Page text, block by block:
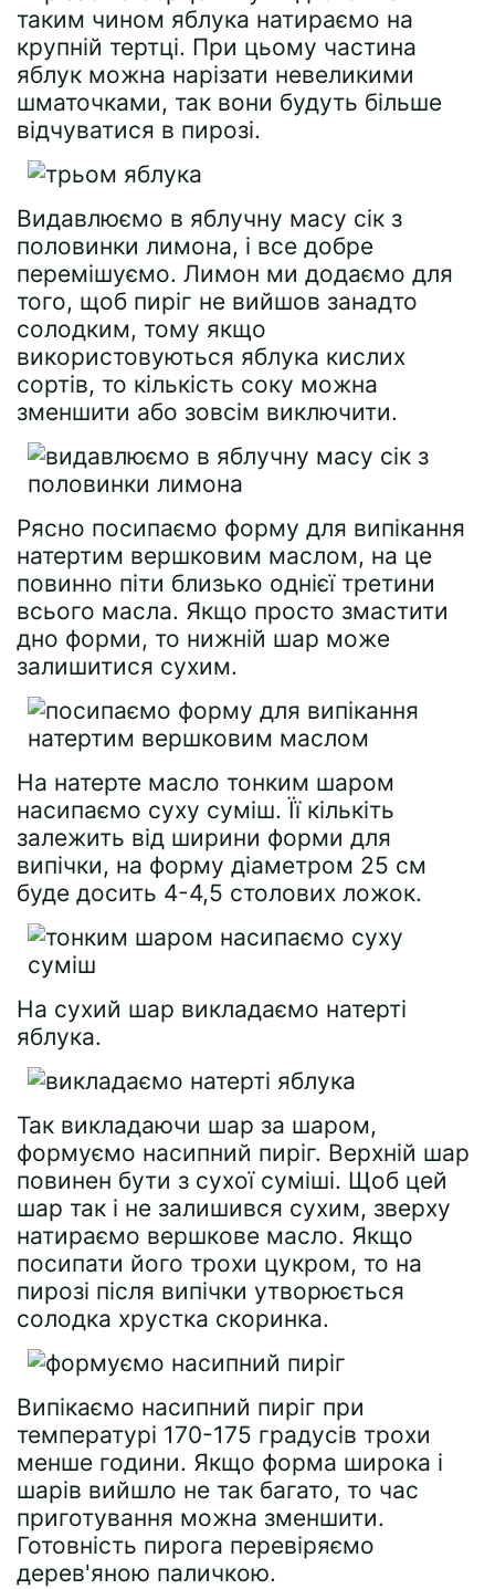
таким чином яблука натираємо на
крупній тертці. При цьому частина
яблук можна нарізати невеликими
шматочками, так вони будуть більше
відчуватися в пирозі.
Видавлюємо в яблучну масу сік з
половинки лимона, і все добре
перемішуємо. Лимон ми додаємо для
того, щоб пиріг не вийшов занадто
солодким, тому якщо
використовуються яблука кислих
сортів, то кількість соку можна
зменшити або зовсім виключити.
Рясно посипаємо форму для випікання
натертим вершковим маслом, на це
повинно піти близько однієї третини
всього масла. Якщо просто змастити
дно форми, то нижній шар може
залишитися сухим.
На натерте масло тонким шаром
насипаємо суху суміш. Її кількіть
залежить від ширини форми для
випічки, на форму діаметром 25 см
буде досить 4-4,5 столових ложок.
На сухий шар викладаємо натерті
яблука.
Так викладаючи шар за шаром,
формуємо насипний пиріг. Верхній шар
повинен бути з сухої суміші. Щоб цей
шар так і не залишився сухим, зверху
натираємо вершкове масло. Якщо
посипати його трохи цукром, то на
пирозі після випічки утворюється
солодка хрустка скоринка.
Випікаємо насипний пиріг при
температурі 170-175 градусів трохи
менше години. Якщо форма широка і
шарів вийшло не так багато, то час
приготування можна зменшити.
Готовність пирога перевіряємо
дерев'яною паличкою.